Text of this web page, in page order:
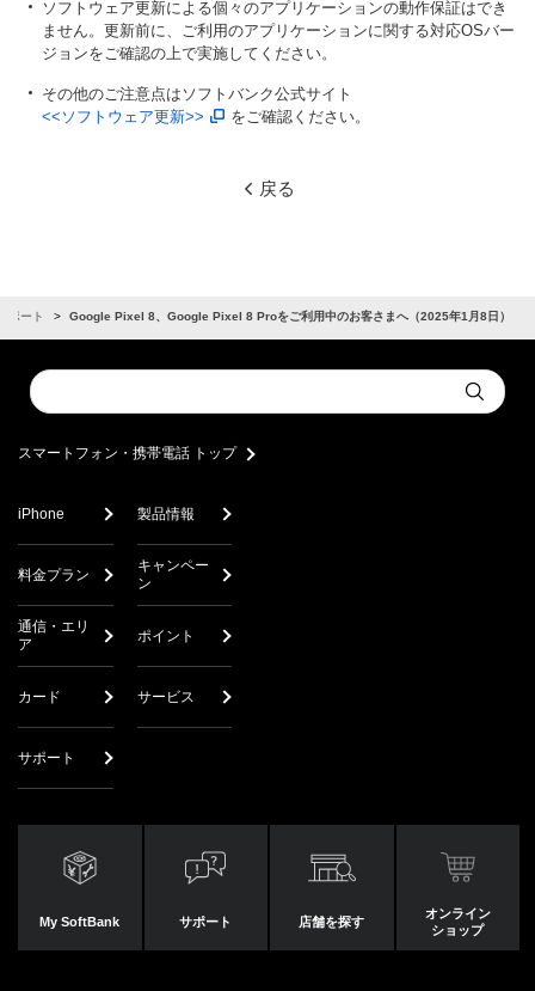
ソフトウェア更新による個々のアプリケーションの動作保証はでき
ません。更新前に、ご利用のアプリケーションに関する対応OSバー
ジョンをご確認の上で実施してください。
その他のご注意点はソフトバンク公式サイト
<<ソフトウェア更新>>
をご確認ください。
戻る
ポート Google Pixel 8、Google Pixel 8 Proをご利用中のお客さまへ（2025年1月8日）
Conduct
a
Submit
スマートフォン・携帯電話 トップ
iPhone 製品情報
料金プラン
キャンペー
ン
通信・エリ
ア
ポイント
カード サービス
サポート
My SoftBank サポート 店舗を探す
オンライン
ショップ